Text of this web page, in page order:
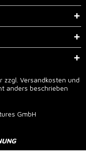
zzgl. Versandkosten und
anders beschrieben
GmbH